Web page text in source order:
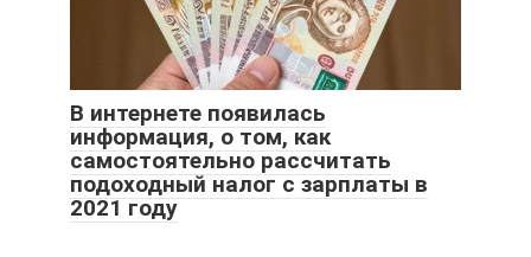
В интернете появилась
информация, о том, как
самостоятельно рассчитать
подоходный налог с зарплаты в
2021 году